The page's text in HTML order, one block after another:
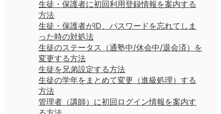
生徒の学年をまとめて変更（進級処理）する
方法
生徒・保護者に初回利用登録情報を案内する
方法
生徒・保護者がID、パスワードを忘れてしま
った時の対処法
生徒のステータス（通塾中/休会中/退会済）を
変更する方法
生徒を兄弟設定する方法
管理者（講師）に初回ログイン情報を案内す